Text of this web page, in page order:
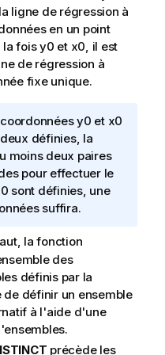
ligne de régression à
en un point
la foisy0 et x0, il est
de régression à
fixe unique.
y0 et x0
définies, la
moins deux paires
pour effectuer le
sont définies, une
suffira.
la fonction
des
définis par la
de définir un ensemble
à l'aide d'une
précède les